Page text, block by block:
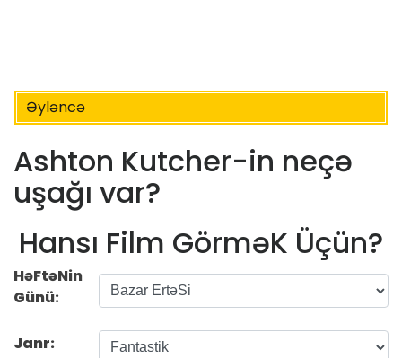
Əyləncə
Ashton Kutcher-in neçə
uşağı var?
Hansı Film GörməK Üçün?
HəFtəNin
Günü:
Janr: